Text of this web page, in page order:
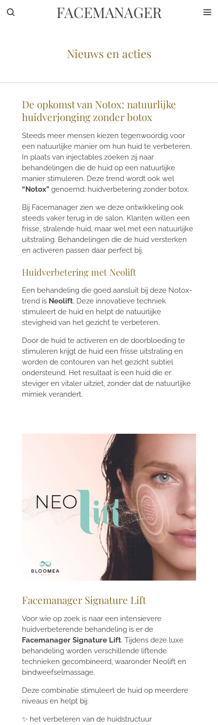
Ga
FACEMANAGER
Nieuws en acties
De opkomst van Notox: natuurlijke
huidverjonging zonder botox
Steeds meer mensen kiezen tegenwoordig voor
een natuurlijke manier om hun huid te verbeteren.
In plaats van injectables zoeken zij naar
behandelingen die de huid op een natuurlijke
manier stimuleren. Deze trend wordt ook wel
“Notox”genoemd: huidverbetering zonder botox.
Bij Facemanager zien we deze ontwikkeling ook
steeds vaker terug in de salon. Klanten willen een
frisse, stralende huid, maar wel met een natuurlijke
uitstraling. Behandelingen die de huid versterken
en activeren passen daar perfect bij.
Huidverbetering met Neolift
Een behandeling die goed aansluit bij deze Notox-
trend is Neolift. Deze innovatieve techniek
stimuleert de huid en helpt de natuurlijke
stevigheid van het gezicht te verbeteren.
Door de huid te activeren en de doorbloeding te
stimuleren krijgt de huid een frisse uitstraling en
worden de contouren van het gezicht subtiel
ondersteund. Het resultaat is een huid die er
steviger en vitaler uitziet, zonder dat de natuurlijke
mimiek verandert.
Facemanager Signature Lift
Voor wie op zoek is naar een intensievere
huidverbeterende behandeling is er de
Facemanager Signature Lift. Tijdens deze luxe
behandeling worden verschillende liftende
technieken gecombineerd, waaronder Neolift en
bindweefselmassage.
Deze combinatie stimuleert de huid op meerdere
niveaus en helpt bij:
✨ het verbeteren van de huidstructuur